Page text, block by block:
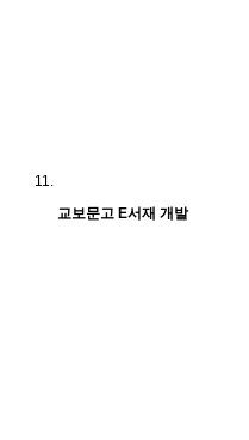
교보문고 E서재 개발